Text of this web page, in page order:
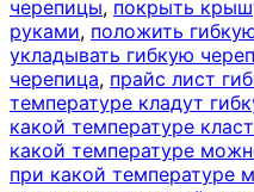
черепицы, покрыть
руками, положить
укладывать гибкую
черепица, прайс лист
температуре кладут
какой температуре
какой температуре
при какой температуре